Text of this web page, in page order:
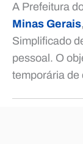
A Prefeitura
Minas Gerais
Simplificado
pessoal. O
temporária de